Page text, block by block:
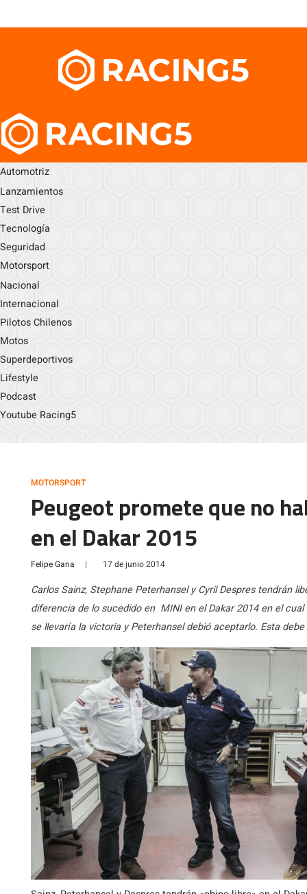
Automotriz
Lanzamientos
Test Drive
Tecnología
Seguridad
Motorsport
Nacional
Internacional
Pilotos Chilenos
Motos
Superdeportivos
Lifestyle
Podcast
Youtube Racing5
MOTORSPORT
Peugeot promete que no
en el Dakar 2015
Felipe Gana | 17 de junio 2014
Carlos Sainz, Stephane Peterhansel y Cyril Despres tendrán
diferencia de lo sucedido en MINI en el Dakar 2014 en el
se llevaría la victoria y Peterhansel debió aceptarlo. Esta